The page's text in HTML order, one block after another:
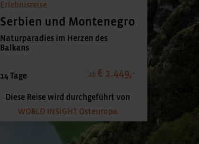
Erlebnisreise
Serbien und Montenegro
Naturparadies im Herzen des
Balkans
14 Tage ab € 2.449,-
Diese Reise wird durchgeführt von
WORLD INSIGHT Osteuropa